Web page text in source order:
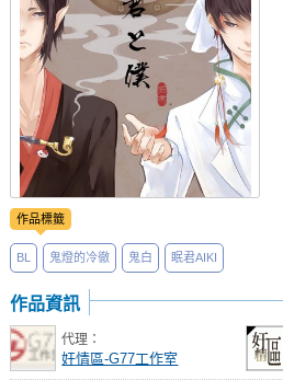
作品標籤
BL 鬼燈的冷徹 鬼白 眠君AIKI
作品資訊
代理：
奸情區-G77工作室